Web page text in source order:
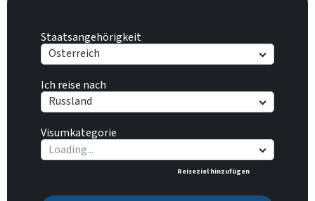
Staatsangehörigkeit
Österreich
Ich reise nach
Russland
Visumkategorie
Reiseziel hinzufügen